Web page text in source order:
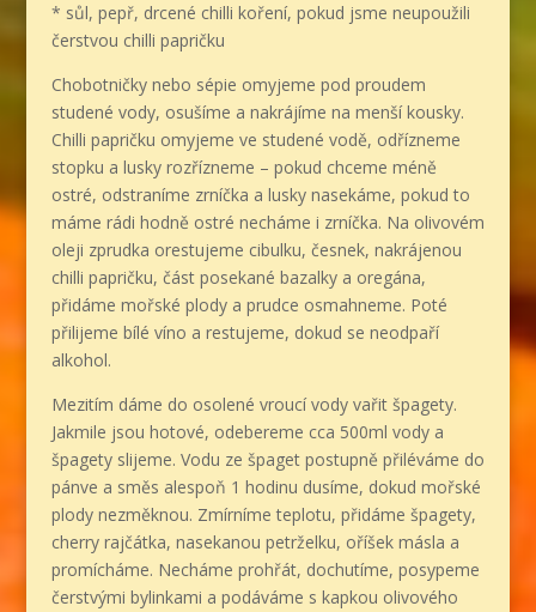
* sůl, pepř, drcené chilli koření, pokud jsme neupoužili
čerstvou chilli papričku
Chobotničky nebo sépie omyjeme pod proudem
studené vody, osušíme a nakrájíme na menší kousky.
Chilli papričku omyjeme ve studené vodě, odřízneme
stopku a lusky rozřízneme – pokud chceme méně
ostré, odstraníme zrníčka a lusky nasekáme, pokud to
máme rádi hodně ostré necháme i zrníčka. Na olivovém
oleji zprudka orestujeme cibulku, česnek, nakrájenou
chilli papričku, část posekané bazalky a oregána,
přidáme mořské plody a prudce osmahneme. Poté
přilijeme bílé víno a restujeme, dokud se neodpaří
alkohol.
Mezitím dáme do osolené vroucí vody vařit špagety.
Jakmile jsou hotové, odebereme cca 500ml vody a
špagety slijeme. Vodu ze špaget postupně přiléváme do
pánve a směs alespoň 1 hodinu dusíme, dokud mořské
plody nezměknou. Zmírníme teplotu, přidáme špagety,
cherry rajčátka, nasekanou petrželku, oříšek másla a
promícháme. Necháme prohřát, dochutíme, posypeme
čerstvými bylinkami a podáváme s kapkou olivového